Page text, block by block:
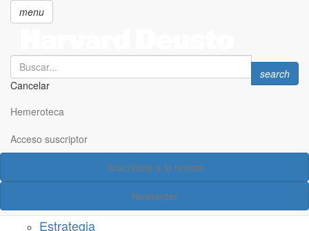
principal
menu
Search
Cancelar
Search
search
Hemeroteca
Acceso suscriptor
Suscríbete a la revista
Newsletter
Acceso suscriptor
Estrategia